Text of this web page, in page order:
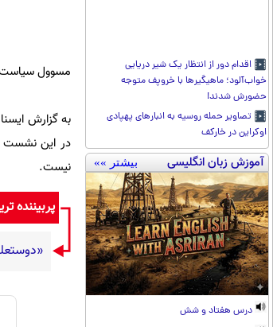
اقدام دور از انتظار یک شیر دریایی
خواب‌آلود؛ ماهیگیر‌ها با خروپف متوجه
حضورش شدند!
تصاویر حمله روسیه به انبارهای پهپادی
اوکراین در خارکف
آموزش زبان انگلیسی بیشتر »»
درس هفتاد و شش
مسوول سیاست
در این نشست
نیست.